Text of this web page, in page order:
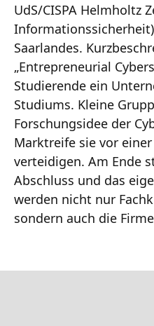
UdS/CISPA Helmholtz
Saarlandes.
„Entrepreneurial
Studierende ein
Studiums. Kleine
Forschungsidee der
Marktreife sie vor
verteidigen. Am Ende
Abschluss und das
werden nicht nur
sondern auch die